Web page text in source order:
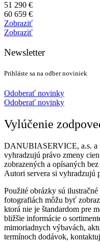
51 290 €
60 659 €
Zobraziť
Zobraziť
Newsletter
Prihláste sa na odber noviniek
Odoberať novinky
Odoberať novinky
Vylúčenie
DANUBIASERVICE, a.s. a
vyhradzujú právo zmeny
zobrazených a opísaných
Autori servera si vyhradzujú
Použité obrázky sú
fotografiách môžu byť
ktorá nie je štandardom pre
bližšie informácie o
mimoriadnych výbavách,
termínoch dodávok,